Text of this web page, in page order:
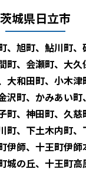
茨城県日立市
、旭町、鮎川町、
町、会瀬町、大久
大和田町、小木津
沢町、かみあい町
町、神田町、久慈
町、下土木内町、
伊師、十王町伊
城の丘、十王町